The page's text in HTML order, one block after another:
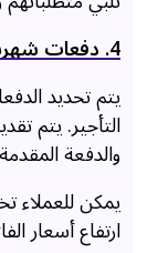
4. دفعات شهرية ثابتة:
يتم تحديد
التأجير. يتم
والدفعة
يمكن للعملاء
ارتفاع أسعار